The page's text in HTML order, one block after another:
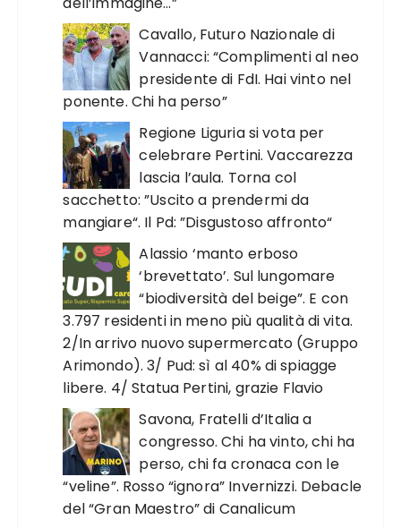
Cavallo, Futuro Nazionale di
Vannacci: “Complimenti al neo
presidente di FdI. Hai vinto nel
ponente. Chi ha perso”
Regione Liguria si vota per
celebrare Pertini. Vaccarezza
lascia l’aula. Torna col
sacchetto: ”Uscito a prendermi da
mangiare“. Il Pd: ”Disgustoso affronto“
Alassio ‘manto erboso
‘brevettato’. Sul lungomare
“biodiversità del beige”. E con
3.797 residenti in meno più qualità di vita.
2/In arrivo nuovo supermercato (Gruppo
Arimondo). 3/ Pud: sì al 40% di spiagge
libere. 4/ Statua Pertini, grazie Flavio
Savona, Fratelli d’Italia a
congresso. Chi ha vinto, chi ha
perso, chi fa cronaca con le
“veline”. Rosso “ignora” Invernizzi. Debacle
del “Gran Maestro” di Canalicum